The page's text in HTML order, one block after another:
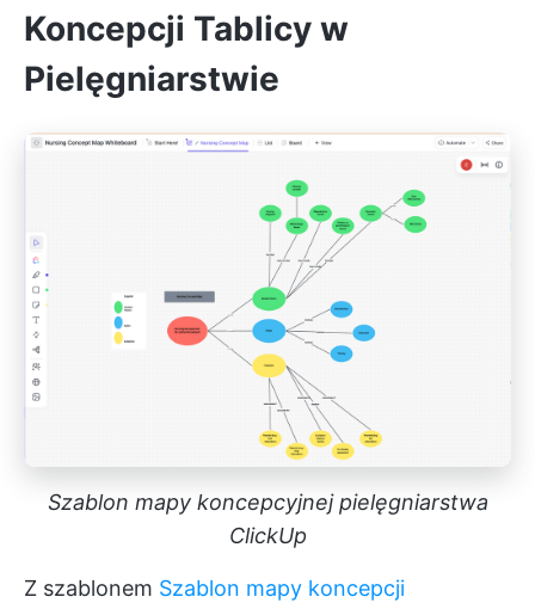
Koncepcji Tablicy w
Pielęgniarstwie
Szablon mapy koncepcyjnej pielęgniarstwa
ClickUp
Z szablonem Szablon mapy koncepcji